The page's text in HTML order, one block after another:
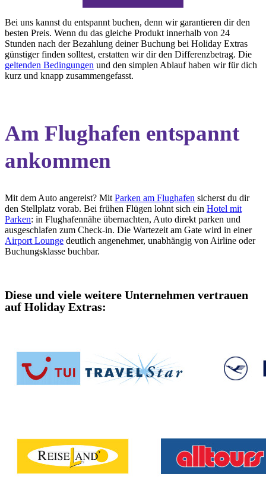
Bei uns kannst du entspannt buchen, denn wir garantieren dir den
besten Preis. Wenn du das gleiche Produkt innerhalb von 24
Stunden nach der Bezahlung deiner Buchung bei Holiday Extras
günstiger finden solltest, erstatten wir dir den Differenzbetrag. Die
geltenden Bedingungen und den simplen Ablauf haben wir für dich
kurz und knapp zusammengefasst.
Am Flughafen entspannt
ankommen
Mit dem Auto angereist? Mit Parken am Flughafen sicherst du dir
den Stellplatz vorab. Bei frühen Flügen lohnt sich ein Hotel mit
Parken: in Flughafennähe übernachten, Auto direkt parken und
ausgeschlafen zum Check-in. Die Wartezeit am Gate wird in einer
Airport Lounge deutlich angenehmer, unabhängig von Airline oder
Buchungsklasse buchbar.
Diese und viele weitere Unternehmen vertrauen
auf Holiday Extras: